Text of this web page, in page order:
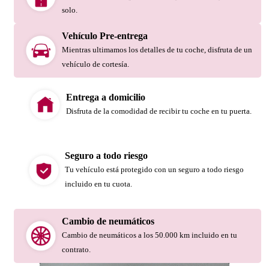
solo.
Vehículo Pre-entrega
Mientras ultimamos los detalles de tu coche, disfruta de un
vehículo de cortesía.
Entrega a domicilio
Disfruta de la comodidad de recibir tu coche en tu puerta.
Seguro a todo riesgo
Tu vehículo está protegido con un seguro a todo riesgo
incluido en tu cuota.
Cambio de neumáticos
Cambio de neumáticos a los 50.000 km incluido en tu
contrato.